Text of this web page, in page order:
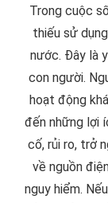
Trong cuộc
thiếu sử
nước. Đây là
con người.
hoạt động
đến những lợi
cố, rủi ro, trở
về nguồn
nguy hiểm.